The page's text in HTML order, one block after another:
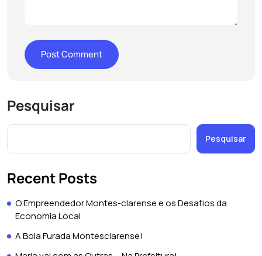
Pesquisar
Pesquisar
Recent Posts
O Empreendedor Montes-clarense e os Desafios da
Economia Local
A Bola Furada Montesclarense!